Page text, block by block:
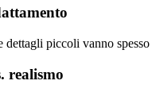
dettagli piccoli vanno
realismo